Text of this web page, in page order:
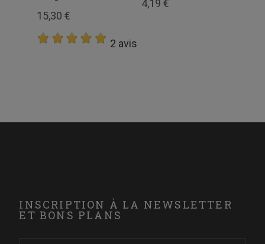
15,30 €
2 avis
4,19 €
INSCRIPTION À LA NEWSLETTER
ET BONS PLANS